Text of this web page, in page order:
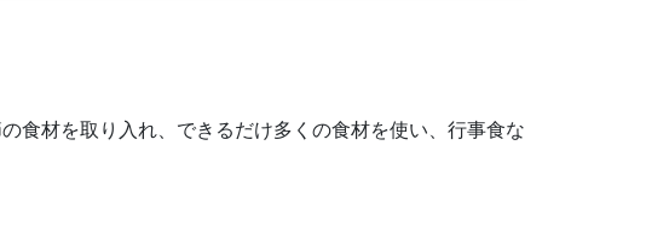
食材を取り入れ、できるだけ多くの食材を使い、行事食な